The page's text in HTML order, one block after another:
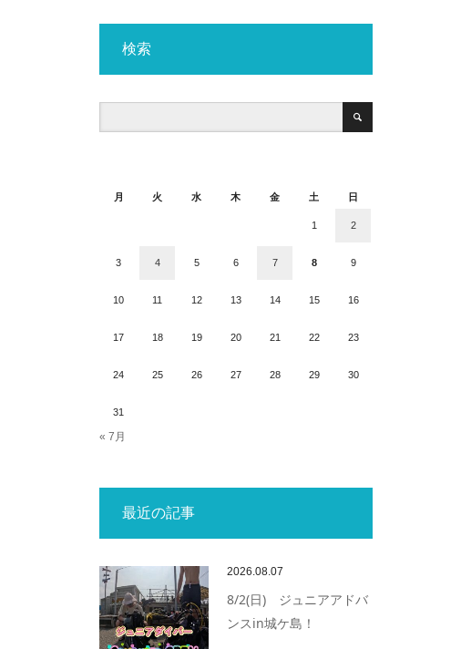
検索
月
火 水 木 金 土 日
1 2
3 4 5 6 7 8 9
10 11 12 13 14 15 16
17 18 19 20 21 22 23
24 25 26 27 28 29 30
31
« 7月
最近の記事
2026.08.07
8/2(日) ジュニアアドバ
ンスin城ケ島！